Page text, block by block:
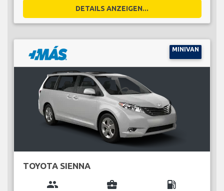
DETAILS ANZEIGEN...
MINIVAN
TOYOTA SIENNA
group business_center local_gas_station